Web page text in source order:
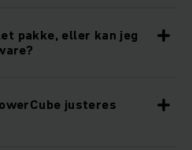
pakke, eller kan jeg
justeres